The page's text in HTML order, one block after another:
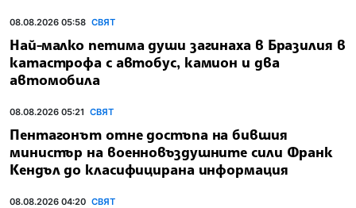
08.08.2026 05:58 СВЯТ
Най-малко петима души загинаха в Бразилия в
катастрофа с автобус, камион и два
автомобила
08.08.2026 05:21 СВЯТ
Пентагонът отне достъпа на бившия
министър на военновъздушните сили Франк
Кендъл до класифицирана информация
08.08.2026 04:20 СВЯТ